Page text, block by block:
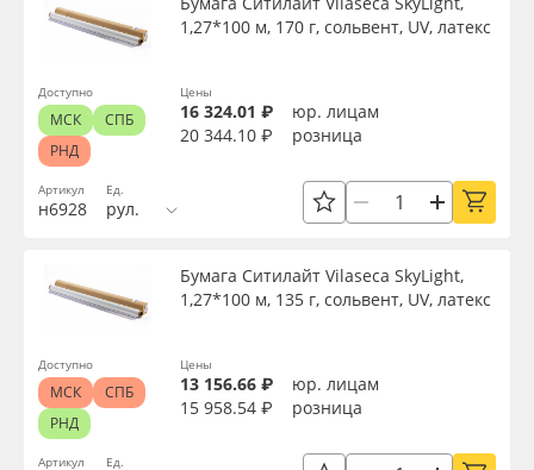
Артикул
н6928
1,27*100 м, 170 г, сольвент, UV, латекс
Ед.
рул.
Цены
16 324.01 ₽
юр. лицам
20 344.10 ₽
розница
Доступно
МСК
СПБ
РНД
Артикул
Бумага Ситилайт Vilaseca SkyLight,
1,27*100 м, 135 г, сольвент, UV, латекс
Ед.
Цены
13 156.66 ₽
юр. лицам
15 958.54 ₽
розница
Доступно
МСК
СПБ
РНД